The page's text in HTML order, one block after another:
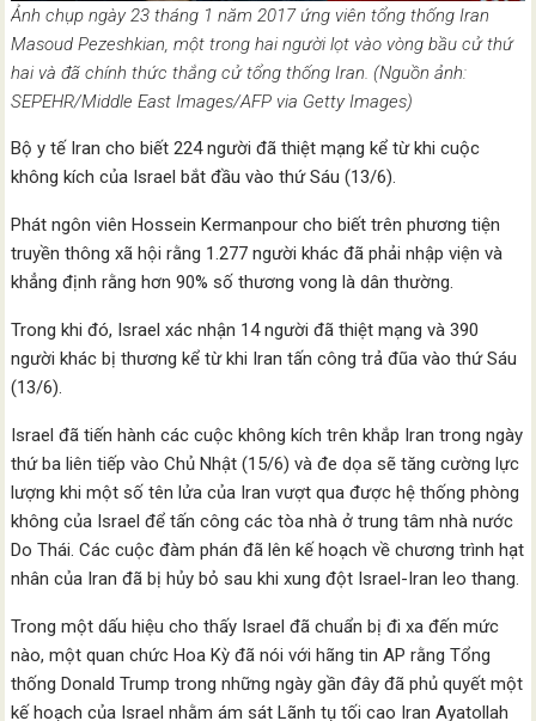
Ảnh chụp ngày 23 tháng 1 năm 2017 ứng viên tổng thống Iran
Masoud Pezeshkian, một trong hai người lọt vào vòng bầu cử thứ
hai và đã chính thức thắng cử tổng thống Iran. (Nguồn ảnh:
SEPEHR/Middle East Images/AFP via Getty Images)
Bộ y tế Iran cho biết 224 người đã thiệt mạng kể từ khi cuộc
không kích của Israel bắt đầu vào thứ Sáu (13/6).
Phát ngôn viên Hossein Kermanpour cho biết trên phương tiện
truyền thông xã hội rằng 1.277 người khác đã phải nhập viện và
khẳng định rằng hơn 90% số thương vong là dân thường.
Trong khi đó, Israel xác nhận 14 người đã thiệt mạng và 390
người khác bị thương kể từ khi Iran tấn công trả đũa vào thứ Sáu
(13/6).
Israel đã tiến hành các cuộc không kích trên khắp Iran trong ngày
thứ ba liên tiếp vào Chủ Nhật (15/6) và đe dọa sẽ tăng cường lực
lượng khi một số tên lửa của Iran vượt qua được hệ thống phòng
không của Israel để tấn công các tòa nhà ở trung tâm nhà nước
Do Thái. Các cuộc đàm phán đã lên kế hoạch về chương trình hạt
nhân của Iran đã bị hủy bỏ sau khi xung đột Israel-Iran leo thang.
Trong một dấu hiệu cho thấy Israel đã chuẩn bị đi xa đến mức
nào, một quan chức Hoa Kỳ đã nói với hãng tin AP rằng Tổng
thống Donald Trump trong những ngày gần đây đã phủ quyết một
kế hoạch của Israel nhằm ám sát Lãnh tụ tối cao Iran Ayatollah